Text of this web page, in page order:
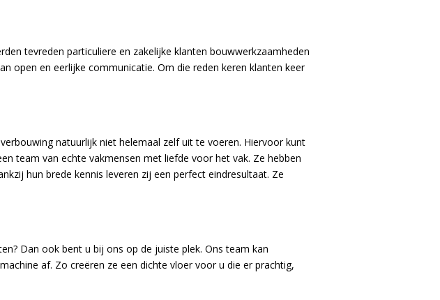
tevreden particuliere en zakelijke klanten bouwwerkzaamheden
open en eerlijke communicatie. Om die reden keren klanten keer
natuurlijk niet helemaal zelf uit te voeren. Hiervoor kunt
team van echte vakmensen met liefde voor het vak. Ze hebben
hun brede kennis leveren zij een perfect eindresultaat. Ze
Dan ook bent u bij ons op de juiste plek. Ons team kan
af. Zo creëren ze een dichte vloer voor u die er prachtig,